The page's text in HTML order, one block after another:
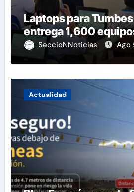
Laptops para
entrega 1,600
SeccioNNoticias Ago
Actualidad